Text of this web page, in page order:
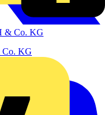
& Co. KG
Co. KG